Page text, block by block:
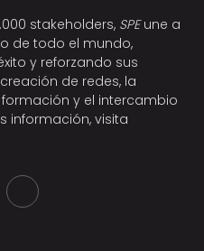
stakeholders, SPEune a
de todo el mundo,
y reforzando sus
de redes, la
y el intercambio
información, visita